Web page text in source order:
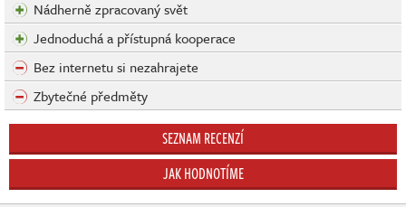
Nádherně zpracovaný svět
Jednoduchá a přístupná kooperace
Bez internetu si nezahrajete
Zbytečné předměty
SEZNAM RECENZÍ
JAK HODNOTÍME